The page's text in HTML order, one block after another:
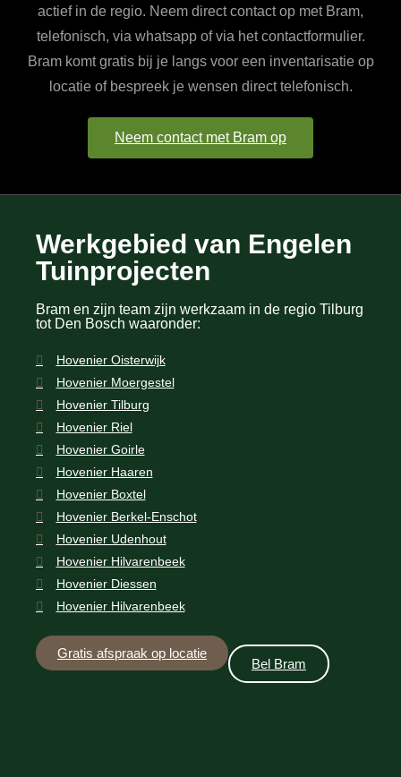
actief in de regio. Neem direct contact op met Bram,
telefonisch, via whatsapp of via het contactformulier.
Bram komt gratis bij je langs voor een inventarisatie op
locatie of bespreek je wensen direct telefonisch.
Neem contact met Bram op
Werkgebied van Engelen
Tuinprojecten
Bram en zijn team zijn werkzaam in de regio Tilburg
tot Den Bosch waaronder:
Hovenier Oisterwijk
Hovenier Moergestel
Hovenier Tilburg
Hovenier Riel
Hovenier Goirle
Hovenier Haaren
Hovenier Boxtel
Hovenier Berkel-Enschot
Hovenier Udenhout
Hovenier Hilvarenbeek
Hovenier Diessen
Hovenier Hilvarenbeek
Gratis afspraak op locatie
Bel Bram